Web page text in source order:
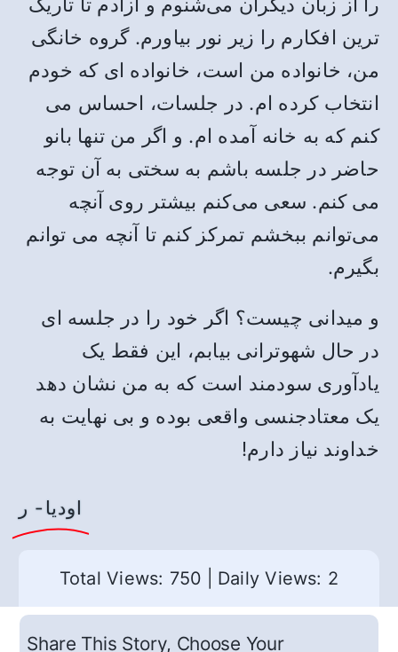
ترین افکارم را زیر نور بیاورم. گروه خانگی
من، خانواده من است، خانواده ای که خودم
انتخاب کرده ام. در جلسات، احساس می
کنم که به خانه آمده ام. و اگر من تنها بانو
حاضر در جلسه باشم به سختی به آن توجه
می کنم. سعی می‌کنم بیشتر روی آنچه
می‌توانم ببخشم تمرکز کنم تا آنچه می توانم
بگیرم.
و میدانی چیست؟ اگر خود را در جلسه ای
در حال شهوترانی بیابم، این فقط یک
یادآوری سودمند است که به من نشان دهد
یک معتادجنسی واقعی بوده و بی نهایت به
خداوند نیاز دارم!
اودیا- ر
Total Views: 750 Daily Views: 2
Share This Story, Choose Your